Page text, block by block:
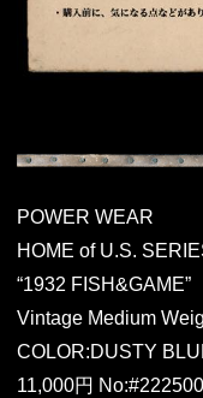
POWER WEAR
HOME of U.S.
“1932 FISH&GAME”
Vintage Medium
COLOR:DUSTY
11,000円